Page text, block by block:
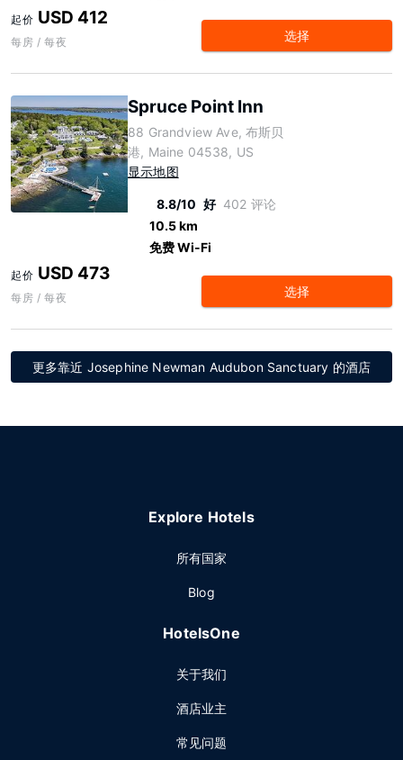
起价 USD 412
每房 / 每夜 选择
Spruce Point Inn
88 Grandview Ave, 布斯贝
港, Maine 04538, US
显示地图
8.8/10 好 402 评论
10.5 km
免费 Wi-Fi
起价 USD 473
每房 / 每夜 选择
更多靠近 Josephine Newman Audubon Sanctuary 的酒店
Explore Hotels
所有国家
Blog
HotelsOne
关于我们
酒店业主
常见问题